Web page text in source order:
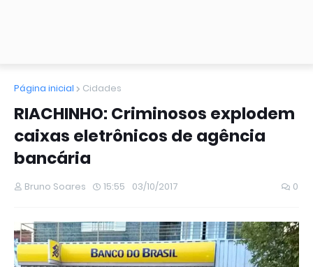
Página inicial Cidades
RIACHINHO: Criminosos explodem
caixas eletrônicos de agência
bancária
Bruno Soares 15:55 03/10/2017 0